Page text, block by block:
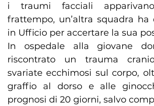
i traumi facciali
frattempo, un’altra squadra ha
in Ufficio per accertare la sua
In ospedale alla giovane
riscontrato un trauma
svariate ecchimosi sul corpo,
graffio al dorso e alle
prognosi di 20 giorni, salvo